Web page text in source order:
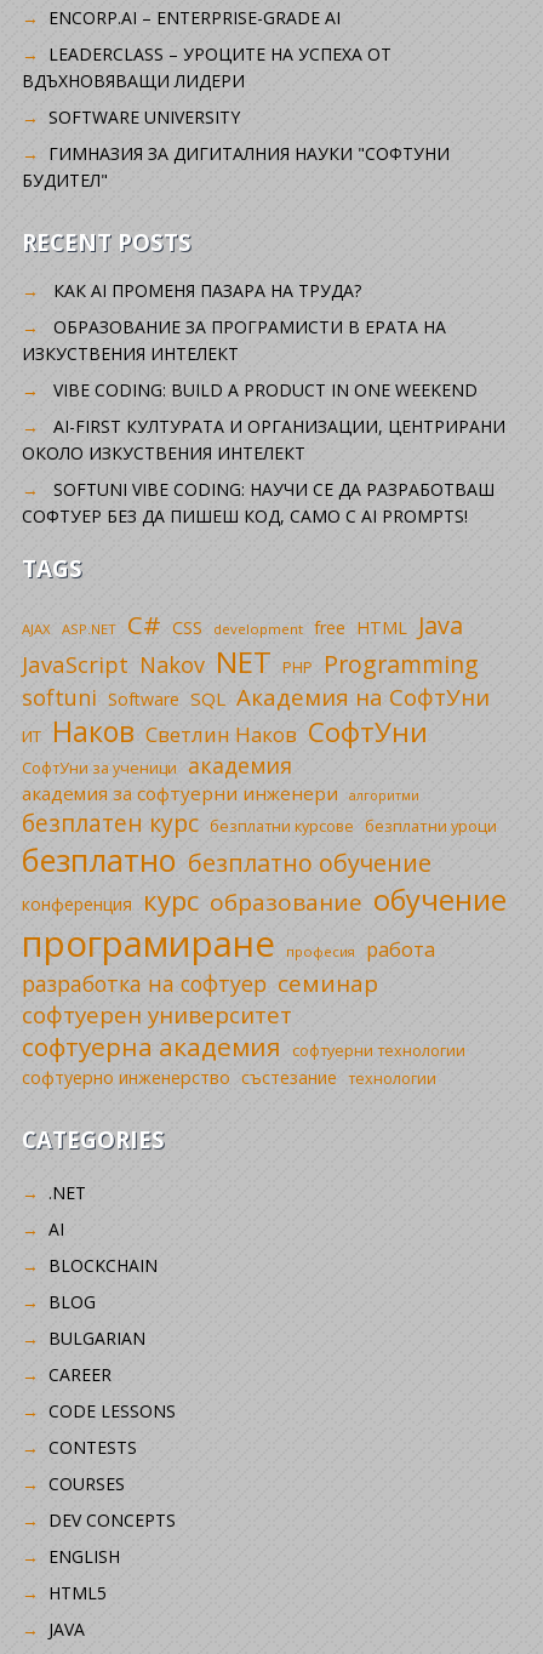
ENCORP.AI – ENTERPRISE-GRADE AI
LEADERCLASS – УРОЦИТЕ НА УСПЕХА ОТ
ВДЪХНОВЯВАЩИ ЛИДЕРИ
SOFTWARE UNIVERSITY
ГИМНАЗИЯ ЗА ДИГИТАЛНИЯ НАУКИ "СОФТУНИ
БУДИТЕЛ"
RECENT POSTS
КАК AI ПРОМЕНЯ ПАЗАРА НА ТРУДА?
ОБРАЗОВАНИЕ ЗА ПРОГРАМИСТИ В ЕРАТА НА
ИЗКУСТВЕНИЯ ИНТЕЛЕКТ
VIBE CODING: BUILD A PRODUCT IN ONE WEEKEND
AI-FIRST КУЛТУРАТА И ОРГАНИЗАЦИИ, ЦЕНТРИРАНИ
ОКОЛО ИЗКУСТВЕНИЯ ИНТЕЛЕКТ
SOFTUNI VIBE CODING: НАУЧИ СЕ ДА РАЗРАБОТВАШ
СОФТУЕР БЕЗ ДА ПИШЕШ КОД, САМО С AI PROMPTS!
TAGS
AJAX ASP.NET C# CSS development free HTML Java
JavaScript Nakov NET PHP Programming
softuni Software SQL Академия на СофтУни
ИТ Наков Светлин Наков СофтУни
СофтУни за ученици академия
академия за софтуерни инженери алгоритми
безплатен курс безплатни курсове безплатни уроци
безплатно безплатно обучение
конференция курс образование обучение
програмиране професия работа
разработка на софтуер семинар
софтуерен университет
софтуерна академия софтуерни технологии
софтуерно инженерство състезание технологии
CATEGORIES
.NET
AI
BLOCKCHAIN
BLOG
BULGARIAN
CAREER
CODE LESSONS
CONTESTS
COURSES
DEV CONCEPTS
ENGLISH
HTML5
JAVA